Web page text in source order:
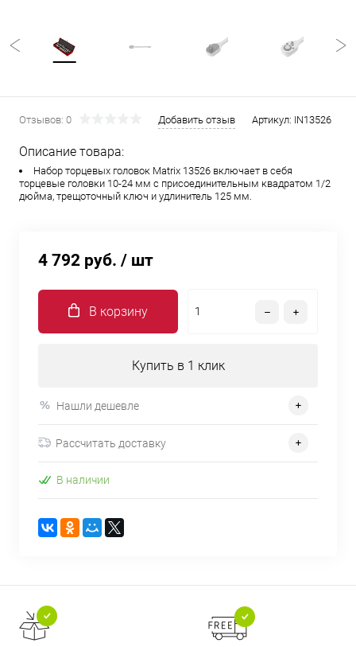
Отзывов: 0 Добавить отзыв Артикул: IN13526
Описание товара:
Набор торцевых головок Matrix 13526 включает в себя
торцевые головки 10-24 мм с присоединительным квадратом 1/2
дюйма, трещоточный ключ и удлинитель 125 мм.
4 792 руб. / шт
В корзину
Купить в 1 клик
Нашли дешевле
Рассчитать доставку
В наличии